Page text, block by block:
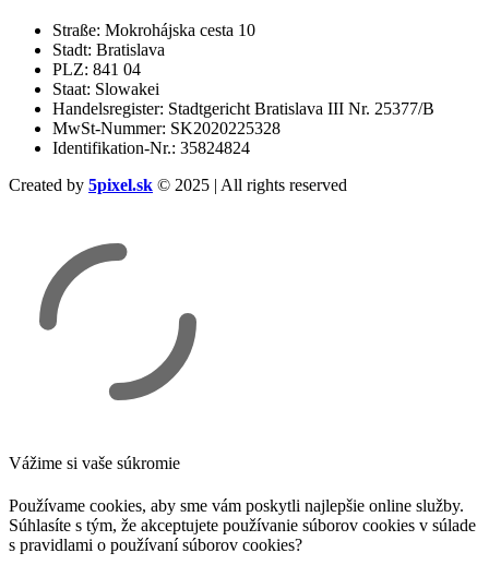
Straße: Mokrohájska cesta 10
Stadt: Bratislava
PLZ: 841 04
Staat: Slowakei
Handelsregister: Stadtgericht Bratislava III Nr. 25377/B
MwSt-Nummer: SK2020225328
Identifikation-Nr.: 35824824
Created by 5pixel.sk © 2025 | All rights reserved
Vážime si vaše súkromie
Používame cookies, aby sme vám poskytli najlepšie online služby.
Súhlasíte s tým, že akceptujete používanie súborov cookies v súlade
s pravidlami o používaní súborov cookies?